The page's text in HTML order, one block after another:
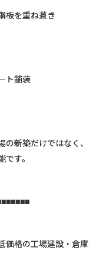
板を重ね葺き
ト舗装
の新築だけではなく、
す。
価格の工場建設・倉庫